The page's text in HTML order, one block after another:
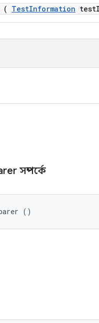
( TestInformation test
সম্পর্কে
()